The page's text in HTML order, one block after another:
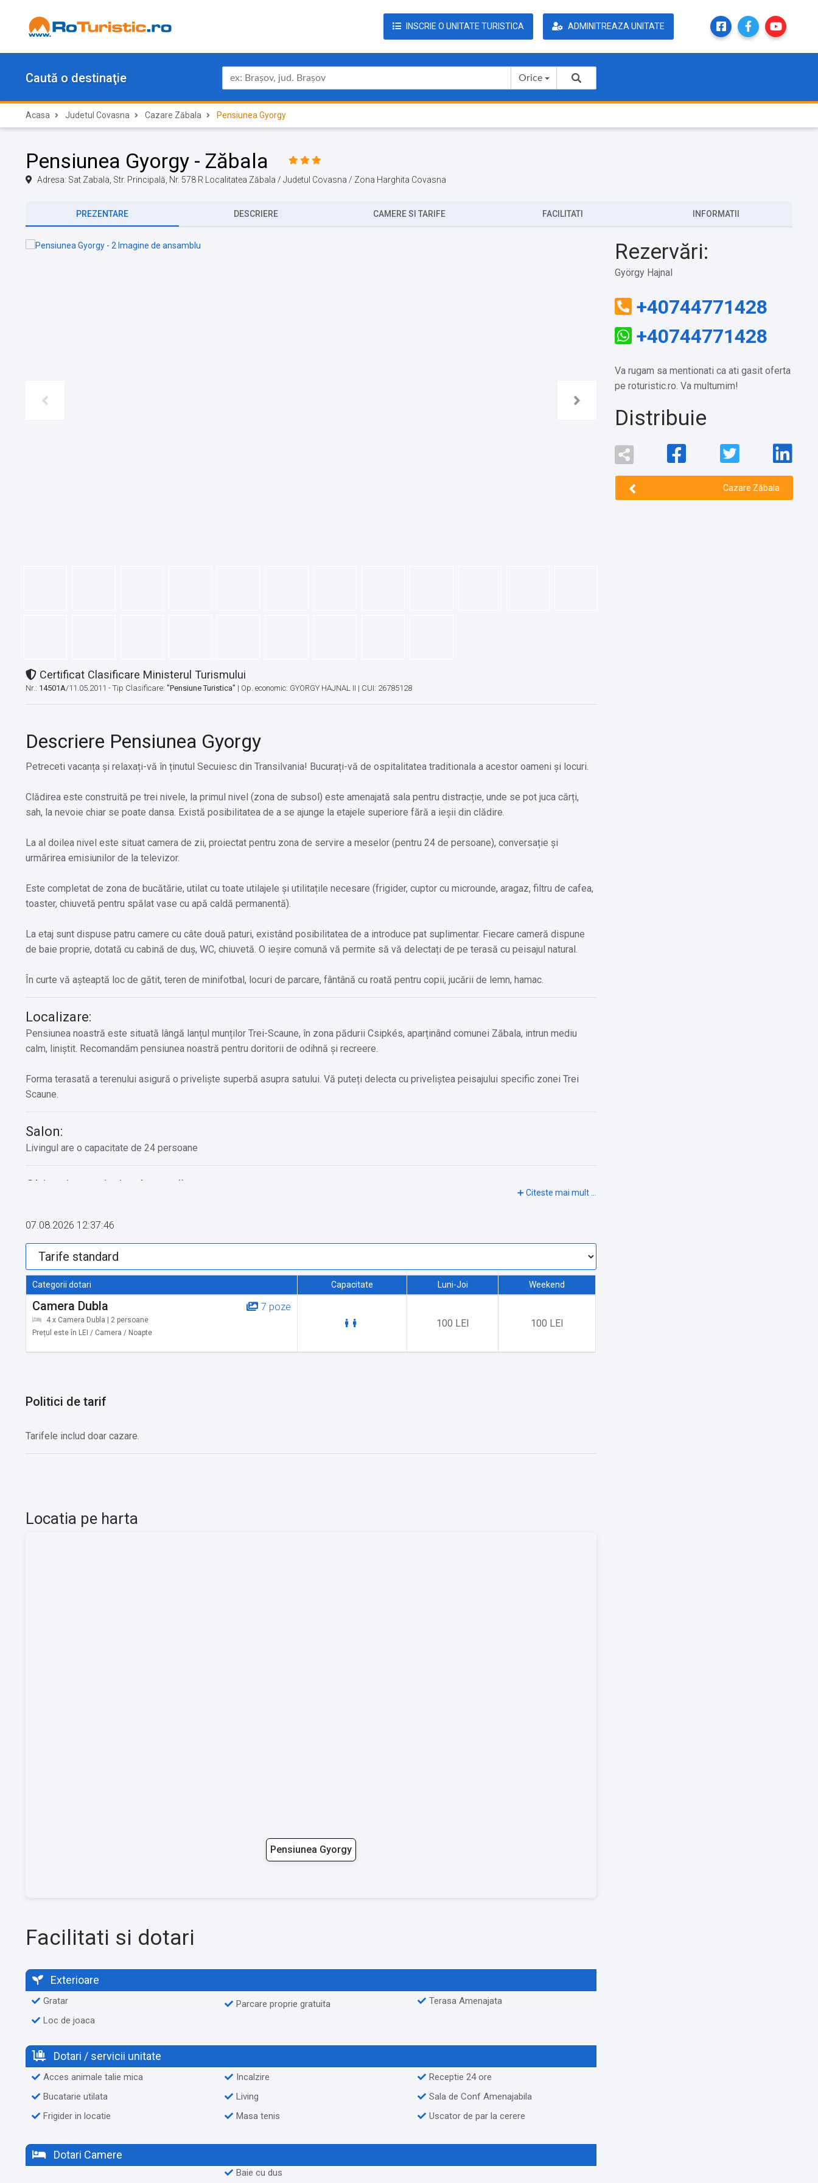
INSCRIE O UNITATE TURISTICA ADMINITREAZA UNITATE
Caută o destinaţie Orice
Acasa Judetul Covasna Cazare Zăbala Pensiunea Gyorgy
Pensiunea Gyorgy - Zăbala
Adresa: Sat Zabala, Str. Principală, Nr. 578 R Localitatea Zăbala / Judetul Covasna / Zona Harghita Covasna
PREZENTARE DESCRIERE CAMERE SI TARIFE FACILITATI INFORMATII
Certificat Clasificare Ministerul Turismului
Nr.: 14501A/11.05.2011 - Tip Clasificare: "Pensiune Turistica" | Op. economic: GYORGY HAJNAL II | CUI: 26785128
Descriere Pensiunea Gyorgy
Petreceti vacanța și relaxați-vă în ținutul Secuiesc din Transilvania! Bucurați-vă de ospitalitatea traditionala a acestor oameni și locuri.
Clădirea este construită pe trei nivele, la primul nivel (zona de subsol) este amenajată sala pentru distracție, unde se pot juca cărți,
sah, la nevoie chiar se poate dansa. Există posibilitatea de a se ajunge la etajele superiore fără a ieșii din clădire.
La al doilea nivel este situat camera de zii, proiectat pentru zona de servire a meselor (pentru 24 de persoane), conversație și
urmărirea emisiunilor de la televizor.
Este completat de zona de bucătărie, utilat cu toate utilajele și utilitațile necesare (frigider, cuptor cu microunde, aragaz, filtru de cafea,
toaster, chiuvetă pentru spălat vase cu apă caldă permanentă).
La etaj sunt dispuse patru camere cu câte două paturi, existând posibilitatea de a introduce pat suplimentar. Fiecare cameră dispune
de baie proprie, dotată cu cabină de duș, WC, chiuvetă. O ieșire comună vă permite să vă delectați de pe terasă cu peisajul natural.
În curte vă așteaptă loc de gătit, teren de minifotbal, locuri de parcare, fântână cu roată pentru copii, jucării de lemn, hamac.
Localizare:
Pensiunea noastră este situată lângă lanțul munților Trei-Scaune, în zona pădurii Csipkés, aparținând comunei Zăbala, intrun mediu
calm, liniștit. Recomandăm pensiunea noastră pentru doritorii de odihnă și recreere.
Forma terasată a terenului asigură o priveliște superbă asupra satului. Vă puteți delecta cu priveliștea peisajului specific zonei Trei
Scaune.
Salon:
Livingul are o capacitate de 24 persoane
Obiective turistice în zonă:
-Biserica reformată din sec XIVâ
-Balta dracului din Covasna
Servicii suplimentare incluse in pret:
Parcare, loc de joaca pentru copii, tenis de masa, bucatarie utilata pentru turisti.
Alte servicii oferite contra cost:
-Copt de pâine, de kürtöskalács
-Cules de fructe de pădure
-Plimbări cu sanie cu cai
07.08.2026 12:37:46
Categorii dotari Capacitate Luni-Joi Weekend
7 poze
Camera Dubla
4 x Camera Dubla | 2 persoane
Prețul este în LEI / Camera / Noapte
100 LEI 100 LEI
Politici de tarif
Tarifele includ doar cazare.
Locatia pe harta
Pensiunea Gyorgy
Facilitati si dotari
Exterioare
Gratar
Loc de joaca
Parcare proprie gratuita Terasa Amenajata
Dotari / servicii unitate
Acces animale talie mica
Bucatarie utilata
Frigider in locatie
Incalzire
Living
Masa tenis
Receptie 24 ore
Sala de Conf Amenajabila
Uscator de par la cerere
Dotari Camere
Baie cu dus
Rezervări:
György Hajnal
+40744771428
+40744771428
Va rugam sa mentionati ca ati gasit oferta
pe roturistic.ro. Va multumim!
Distribuie
Cazare Zăbala